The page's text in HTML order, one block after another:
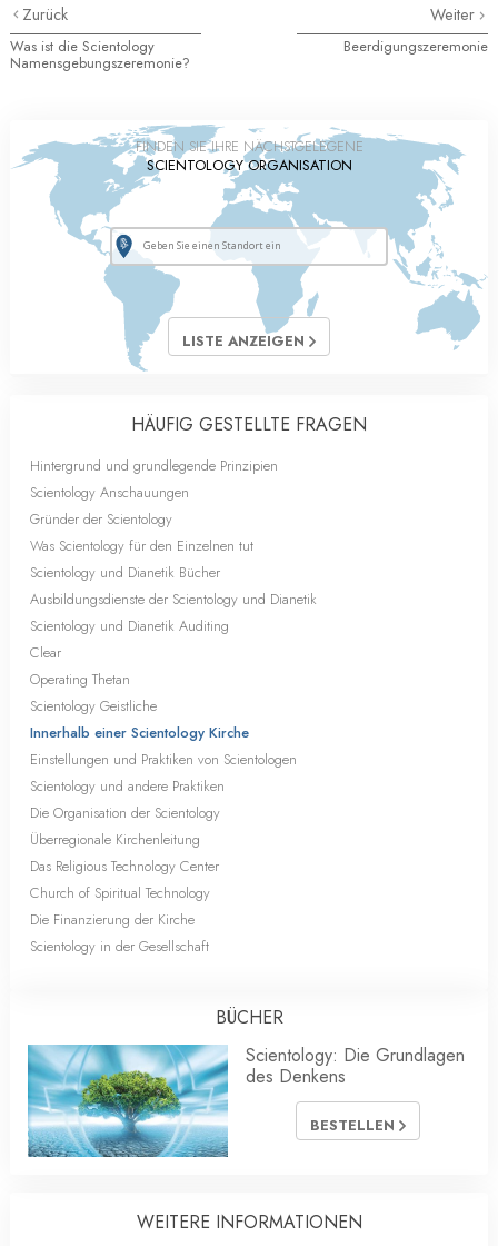
Zurück
Was ist die Scientology
Namensgebungszeremonie?
Weiter
Beerdigungszeremonie
FINDEN SIE IHRE NÄCHSTGELEGENE
SCIENTOLOGY ORGANISATION
LISTE ANZEIGEN
HÄUFIG GESTELLTE FRAGEN
Hintergrund und grundlegende Prinzipien
Scientology Anschauungen
Gründer der Scientology
Was Scientology für den Einzelnen tut
Scientology und Dianetik Bücher
Ausbildungsdienste der Scientology und Dianetik
Scientology und Dianetik Auditing
Clear
Operating Thetan
Scientology Geistliche
Innerhalb einer Scientology Kirche
Einstellungen und Praktiken von Scientologen
Scientology und andere Praktiken
Die Organisation der Scientology
Überregionale Kirchenleitung
Das Religious Technology Center
Church of Spiritual Technology
Die Finanzierung der Kirche
Scientology in der Gesellschaft
BÜCHER
Scientology: Die Grundlagen
des Denkens
BESTELLEN
WEITERE INFORMATIONEN